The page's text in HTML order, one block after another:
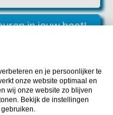
in jouw boot!
of gaten in de romp
en je persoonlijker te
onze website optimaal en
wij onze website zo blijven
Bekijk de instellingen